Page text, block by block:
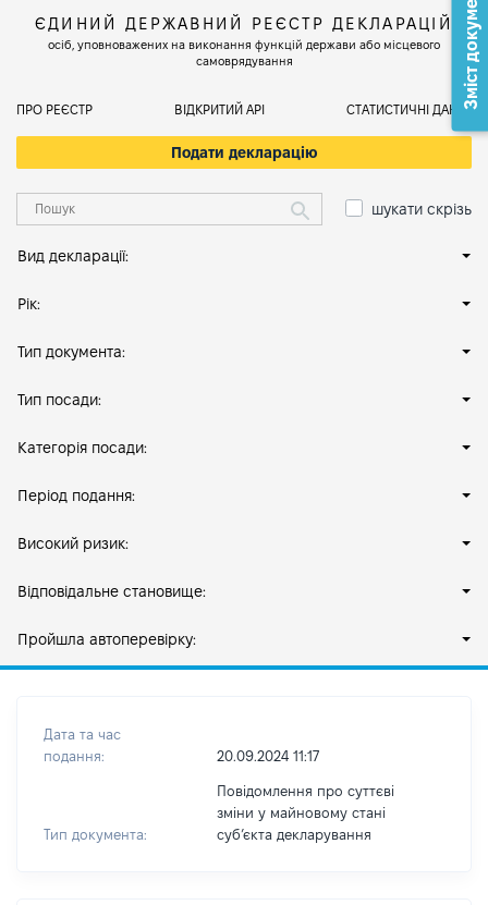
ЄДИНИЙ ДЕРЖАВНИЙ РЕЄСТР ДЕКЛАРАЦІЙ
осіб, уповноважених на виконання функцій держави або місцевого
самоврядування
ПРО РЕЄСТР ВІДКРИТИЙ АРІ СТАТИСТИЧНІ ДАНІ
Подати декларацію
шукати скрізь
Вид декларації:
Рік:
Тип документа:
Тип посади:
Категорія посади:
Період подання:
Високий ризик:
Відповідальне становище:
Пройшла автоперевірку:
Дата та час
подання:
20.09.2024 11:17
Тип документа:
Повідомлення про суттєві
зміни у майновому стані
субʼєкта декларування
Зміст документа